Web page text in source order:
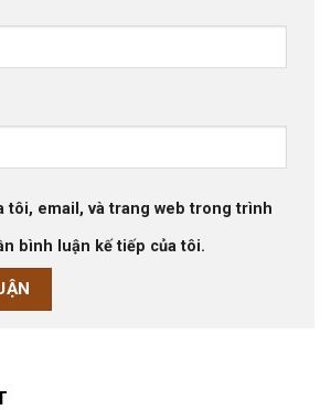
tôi, email, và trang web trong trình
bình luận kế tiếp của tôi.